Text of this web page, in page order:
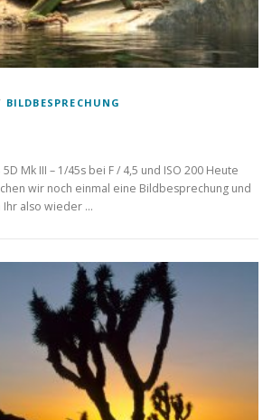
BILDBESPRECHUNG
Mk III – 1/45s bei F / 4,5 und ISO 200 Heute
wir noch einmal eine Bildbesprechung und
Ihr also wieder …